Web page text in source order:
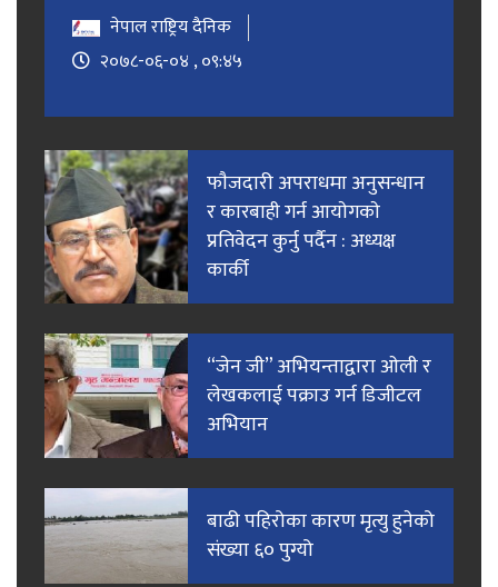
नेपाल राष्ट्रिय दैनिक
२०७८-०६-०४ , ०९:४५
फाैजदारी अपराधमा अनुसन्धान
र कारबाही गर्न आयाेगकाे
प्रतिवेदन कुर्नु पर्दैन : अध्यक्ष
कार्की
“जेन जी” अभियन्ताद्वारा ओली र
लेखकलाई पक्राउ गर्न डिजीटल
अभियान
बाढी पहिरोका कारण मृत्यु हुनेको
संख्या ६० पुग्यो